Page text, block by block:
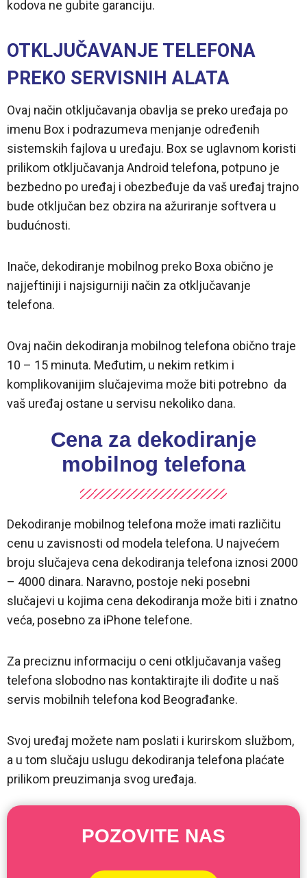
kodova ne gubite garanciju.
OTKLJUČAVANJE TELEFONA
PREKO SERVISNIH ALATA
Ovaj način otključavanja obavlja se preko uređaja po
imenu Box i podrazumeva menjanje određenih
sistemskih fajlova u uređaju. Box se uglavnom koristi
prilikom otključavanja Android telefona, potpuno je
bezbedno po uređaj i obezbeđuje da vaš uređaj trajno
bude otključan bez obzira na ažuriranje softvera u
budućnosti.
Inače, dekodiranje mobilnog preko Boxa obično je
najjeftiniji i najsigurniji način za otključavanje
telefona.
Ovaj način dekodiranja mobilnog telefona obično traje
10 – 15 minuta. Međutim, u nekim retkim i
komplikovanijim slučajevima može biti potrebno da
vaš uređaj ostane u servisu nekoliko dana.
Cena za dekodiranje
mobilnog telefona
Dekodiranje mobilnog telefona može imati različitu
cenu u zavisnosti od modela telefona. U najvećem
broju slučajeva cena dekodiranja telefona iznosi 2000
– 4000 dinara. Naravno, postoje neki posebni
slučajevi u kojima cena dekodiranja može biti i znatno
veća, posebno za iPhone telefone.
Za preciznu informaciju o ceni otključavanja vašeg
telefona slobodno nas kontaktirajte ili dođite u naš
servis mobilnih telefona kod Beograđanke.
Svoj uređaj možete nam poslati i kurirskom službom,
a u tom slučaju uslugu dekodiranja telefona plaćate
prilikom preuzimanja svog uređaja.
POZOVITE NAS